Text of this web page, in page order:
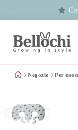
Negozio Per